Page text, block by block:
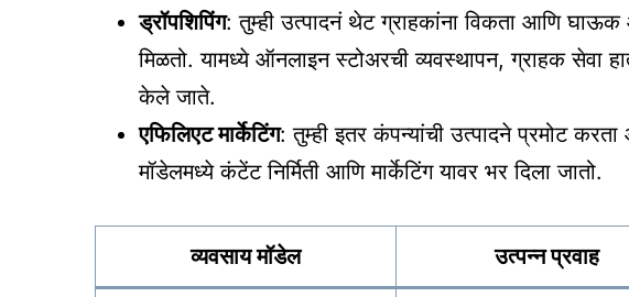
ड्रॉपशिपिंग: तुम्ही उत्पादनं थेट ग्राहकांना विकता आणि
मिळतो. यामध्ये ऑनलाइन स्टोअरची व्यवस्थापन, ग्राहक सेवा
केले जाते.
एफिलिएट मार्केटिंग: तुम्ही इतर कंपन्यांची उत्पादने प्रमोट
मॉडेलमध्ये कंटेंट निर्मिती आणि मार्केटिंग यावर भर दिला जातो.
व्यवसाय मॉडेल उत्पन्न प्रवाह